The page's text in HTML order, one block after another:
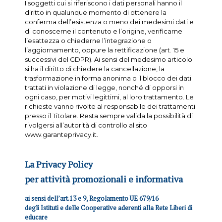
I soggetti cui si riferiscono i dati personali hanno il
diritto in qualunque momento di ottenere la
conferma dell’esistenza o meno dei medesimi dati e
di conoscerne il contenuto e l’origine, verificarne
l’esattezza o chiederne l’integrazione o
l’aggiornamento, oppure la rettificazione (art. 15 e
successivi del GDPR). Ai sensi del medesimo articolo
si ha il diritto di chiedere la cancellazione, la
trasformazione in forma anonima o il blocco dei dati
trattati in violazione di legge, nonché di opporsi in
ogni caso, per motivi legittimi, al loro trattamento. Le
richieste vanno rivolte al responsabile dei trattamenti
presso il Titolare. Resta sempre valida la possibilità di
rivolgersi all’autorità di controllo al sito
www.garanteprivacy.it.
La Privacy Policy
per attività promozionali e informativa
ai sensi dell’art.13 e 9, Regolamento UE 679/16
degli Istituti e delle Cooperative aderenti alla Rete Liberi di
educare